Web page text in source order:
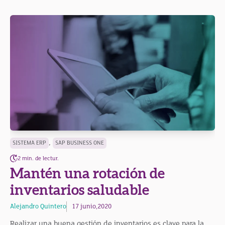
SISTEMA ERP , SAP BUSINESS ONE
2 min. de lectur.
Mantén una rotación de
inventarios saludable
Alejandro Quintero 17 junio,2020